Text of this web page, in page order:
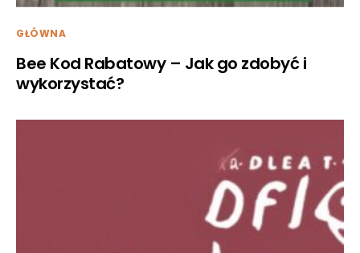
GŁÓWNA
Bee Kod Rabatowy – Jak go zdobyć i
wykorzystać?